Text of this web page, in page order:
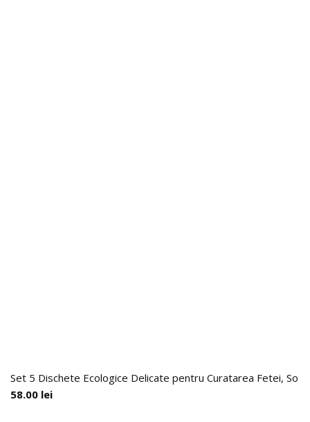
Set 5 Dischete Ecologice Delicate pentru Curatarea Fetei, So
58.00 lei